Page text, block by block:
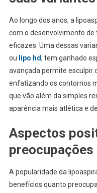
Ao longo dos anos, a
com o desenvolvimento de
eficazes. Uma dessas
ou lipo hd, tem ganhado
avançada permite esculpir
enfatizando os contornos
que vão além da simples
aparência mais atlética e
Aspectos
preocupações
A popularidade da
benefícios quanto